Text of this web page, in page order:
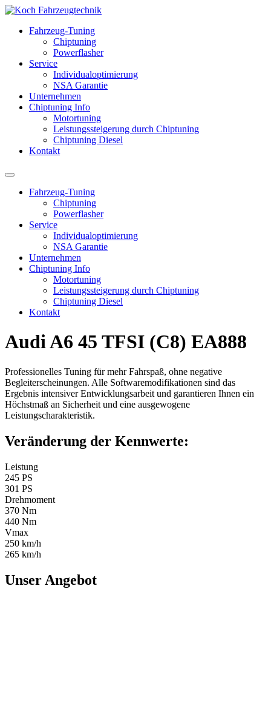
Fahrzeug-Tuning
Chiptuning
Powerflasher
Service
Individualoptimierung
NSA Garantie
Unternehmen
Chiptuning Info
Motortuning
Leistungssteigerung durch Chiptuning
Chiptuning Diesel
Kontakt
Fahrzeug-Tuning
Chiptuning
Powerflasher
Service
Individualoptimierung
NSA Garantie
Unternehmen
Chiptuning Info
Motortuning
Leistungssteigerung durch Chiptuning
Chiptuning Diesel
Kontakt
Audi A6 45 TFSI (C8) EA888
Professionelles Tuning für mehr Fahrspaß, ohne negative
Begleiterscheinungen. Alle Softwaremodifikationen sind das
Ergebnis intensiver Entwicklungsarbeit und garantieren Ihnen ein
Höchstmaß an Sicherheit und eine ausgewogene
Leistungscharakteristik.
Veränderung der Kennwerte:
Leistung
245 PS
301 PS
Drehmoment
370 Nm
440 Nm
Vmax
250 km/h
265 km/h
Unser Angebot